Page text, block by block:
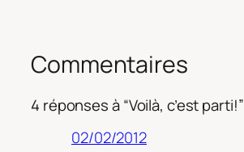
Commentaires
4 réponses à “Voilà, c’est parti!”
02/02/2012